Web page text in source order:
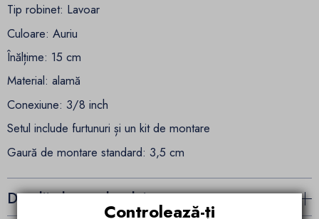
Tip robinet: Lavoar
Culoare: Auriu
Înălțime: 15 cm
Material: alamă
Conexiune: 3/8 inch
Setul include furtunuri și un kit de montare
Gaură de montare standard: 3,5 cm
Detalii ale produsului
Controlează-ți